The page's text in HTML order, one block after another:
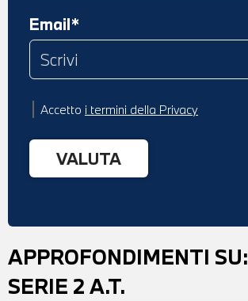
Email*
Accetto i termini della Privacy
APPROFONDIMENTI SU:
SERIE 2 A.T.